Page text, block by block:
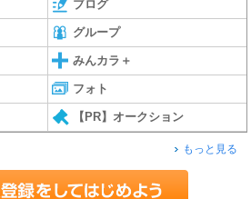
ブログ
グループ
みんカラ＋
フォト
【PR】オークション
もっと見る